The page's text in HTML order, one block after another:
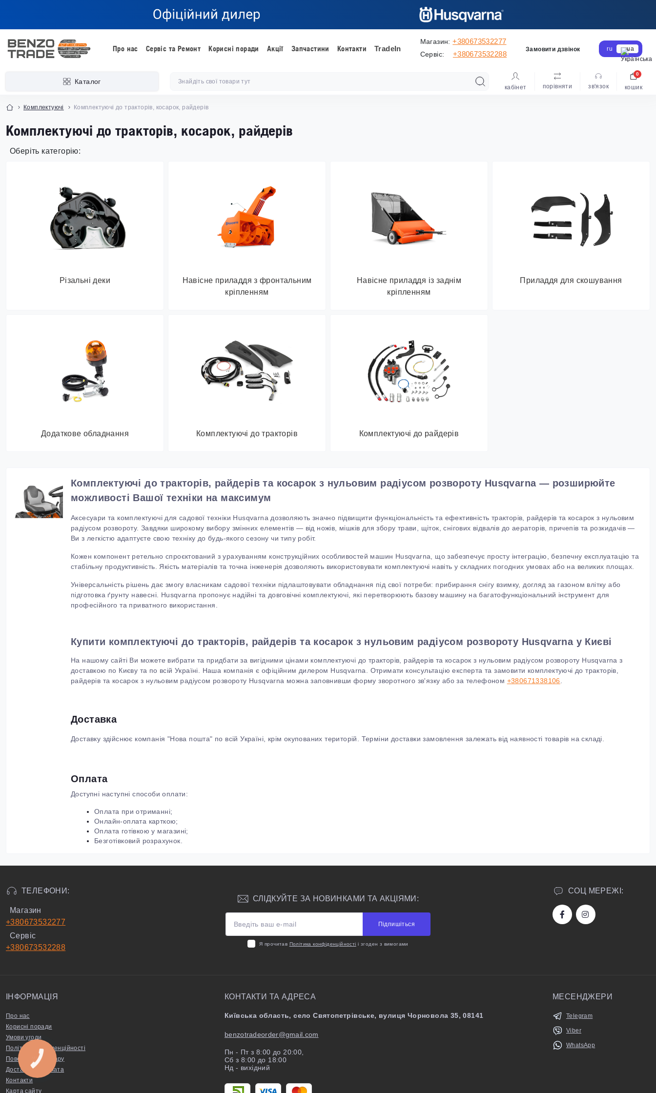
Про нас Сервіс та Ремонт Корисні поради Акції Запчастини Контакти TradeIn
Магазин:+380673532277
Сервіс: +380673532288
Замовити дзвінок ru ua
Каталог
кабінет порівняти зв'язок кошик
0
Комплектуючі Комплектуючі до тракторів, косарок, райдерів
Комплектуючі до тракторів, косарок, райдерів
Оберіть категорію:
Різальні деки
Навісне приладдя з фронтальним
кріпленням
Навісне приладдя із заднім
кріпленням
Приладдя для скошування
Додаткове обладнання Комплектуючі до тракторів Комплектуючі до райдерів
Комплектуючі до тракторів, райдерів та косарок з нульовим радіусом розвороту Husqvarna — розширюйте
можливості Вашої техніки на максимум
Аксесуари та комплектуючі для садової техніки Husqvarna дозволяють значно підвищити функціональність та ефективність тракторів, райдерів та косарок з нульовим
радіусом розвороту. Завдяки широкому вибору змінних елементів — від ножів, мішків для збору трави, щіток, снігових відвалів до аераторів, причепів та розкидачів —
Ви з легкістю адаптуєте свою техніку до будь-якого сезону чи типу робіт.
Кожен компонент ретельно спроєктований з урахуванням конструкційних особливостей машин Husqvarna , що забезпечує просту інтеграцію, безпечну експлуатацію та
стабільну продуктивність. Якість матеріалів та точна інженерія дозволяють використовувати комплектуючі навіть у складних погодних умовах або на великих площах.
Універсальність рішень дає змогу власникам садової техніки підлаштовувати обладнання під свої потреби: прибирання снігу взимку, догляд за газоном влітку або
підготовка ґрунту навесні. Husqvarna пропонує надійні та довговічні комплектуючі, які перетворюють базову машину на багатофункціональний інструмент для
професійного та приватного використання.
Купити комплектуючі до тракторів, райдерів та косарок з нульовим радіусом розвороту Husqvarna у Києві
На нашому сайті Ви можете вибрати та придбати за вигідними цінами комплектуючі до тракторів, райдерів та косарок з нульовим радіусом розвороту Husqvarna з
доставкою по Києву та по всій Україні. Наша компанія є офіційним дилером Husqvarna. Отримати консультацію експерта та замовити комплектуючі до тракторів,
райдерів та косарок з нульовим радіусом розвороту Husqvarna можна заповнивши форму зворотного зв'язку або за телефоном +380671338106
Доставка
Доставку здійснює компанія "Нова пошта" по всій Україні, крім окупованих територій. Терміни доставки замовлення залежать від наявності товарів на складі.
Оплата
Доступні наступні способи оплати:
Оплата при отриманні;
Онлайн-оплата карткою;
Оплата готівкою у магазині;
Безготівковий розрахунок.
ТЕЛЕФОНИ:
Магазин
+380673532277
Сервіс
+380673532288
СОЦ МЕРЕЖІ:
СЛІДКУЙТЕ ЗА НОВИНКАМИ ТА АКЦІЯМИ:
Підпишіться
Я прочитав Політика конфіденційності і згоден з вимогами
ІНФОРМАЦІЯ
Про нас
Корисні поради
Умови угоди
Політика конфіденційності
Повернення товару
Доставка та оплата
Контакти
Карта сайту
КОНТАКТИ ТА АДРЕСА
Київська область, село Святопетрівське, вулиця Чорновола 35, 08141
benzotradeorder@gmail.com
Пн - Пт з 8:00 до 20:00,
Сб з 8:00 до 18:00
Нд - вихідний
МЕСЕНДЖЕРИ
Telegram
Viber
WhatsApp
КНОПКА
ЗВ'ЯЗКУ